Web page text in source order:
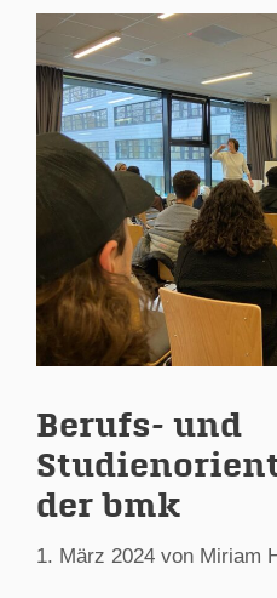
Berufs- und
der bmk
1. März 2024 von Miriam